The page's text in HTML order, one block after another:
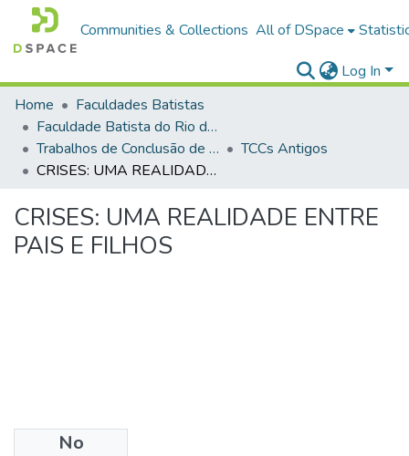
Communities & Collections All of DSpace
Log In
Home
Faculdades Batistas
Faculdade Batista do Rio de Janeiro (FABAT-RJ)
Trabalhos de Conclusão de Curso (TCC)
TCCs Antigos
CRISES: UMA REALIDADE ENTRE PAIS E FILHOS
CRISES: UMA REALIDADE ENTRE
PAIS E FILHOS
No